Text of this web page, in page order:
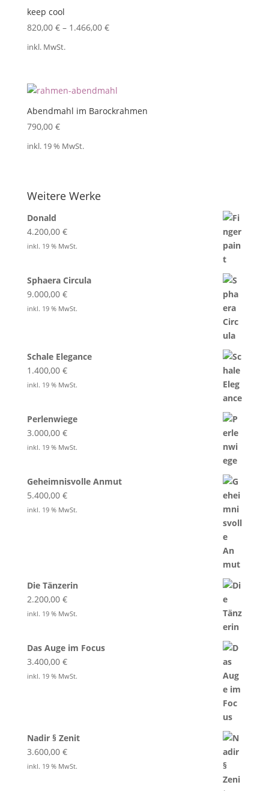
keep cool
820,00 €– 1.466,00 €
inkl. MwSt.
Abendmahl im Barockrahmen
790,00 €
inkl. 19 % MwSt.
Weitere Werke
Donald
4.200,00 €
inkl. 19 % MwSt.
Sphaera Circula
9.000,00 €
inkl. 19 % MwSt.
Schale Elegance
1.400,00 €
inkl. 19 % MwSt.
Perlenwiege
3.000,00 €
inkl. 19 % MwSt.
Geheimnisvolle Anmut
5.400,00 €
inkl. 19 % MwSt.
Die Tänzerin
2.200,00 €
inkl. 19 % MwSt.
Das Auge im Focus
3.400,00 €
inkl. 19 % MwSt.
Nadir § Zenit
3.600,00 €
inkl. 19 % MwSt.